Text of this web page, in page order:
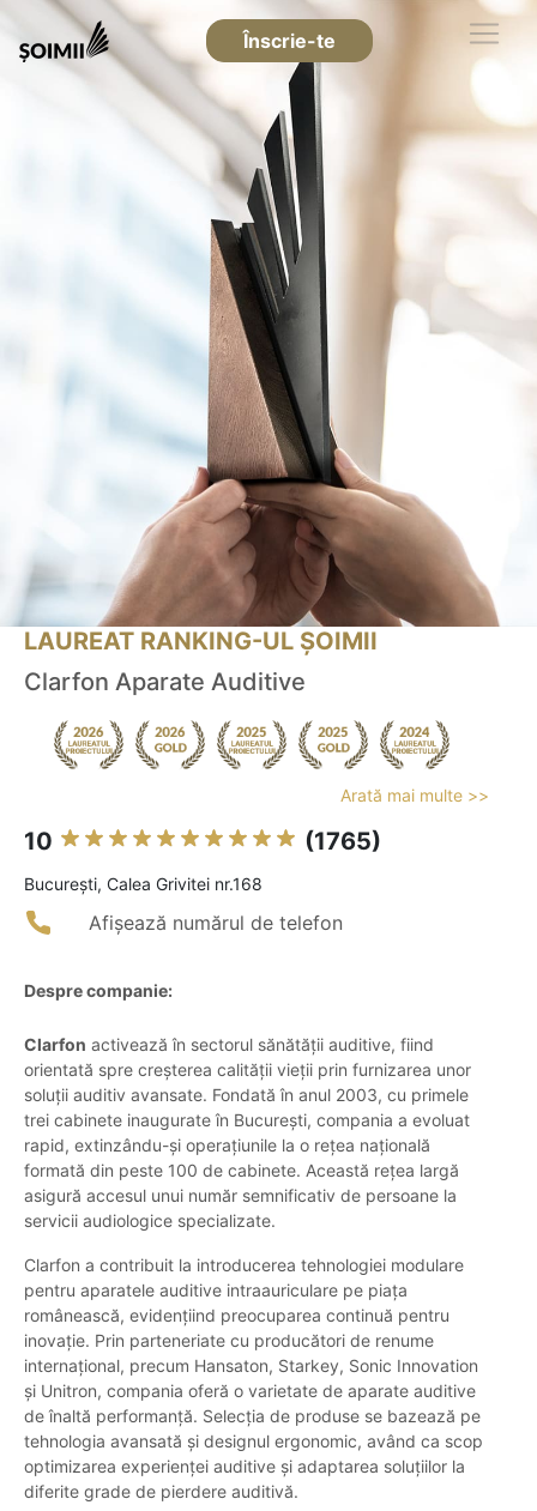
Înscrie-te
LAUREAT RANKING-UL ȘOIMII
Clarfon Aparate Auditive
Arată mai multe >>
10 (1765)
Bucureşti, Calea Grivitei nr.168
Afișează numărul de telefon
Despre companie:
Clarfon activează în sectorul sănătății auditive, fiind
orientată spre creșterea calității vieții prin furnizarea unor
soluții auditiv avansate. Fondată în anul 2003, cu primele
trei cabinete inaugurate în București, compania a evoluat
rapid, extinzându-și operațiunile la o rețea națională
formată din peste 100 de cabinete. Această rețea largă
asigură accesul unui număr semnificativ de persoane la
servicii audiologice specializate.
Clarfon a contribuit la introducerea tehnologiei modulare
pentru aparatele auditive intraauriculare pe piața
românească, evidențiind preocuparea continuă pentru
inovație. Prin parteneriate cu producători de renume
internațional, precum Hansaton, Starkey, Sonic Innovation
și Unitron, compania oferă o varietate de aparate auditive
de înaltă performanță. Selecția de produse se bazează pe
tehnologia avansată și designul ergonomic, având ca scop
optimizarea experienței auditive și adaptarea soluțiilor la
diferite grade de pierdere auditivă.